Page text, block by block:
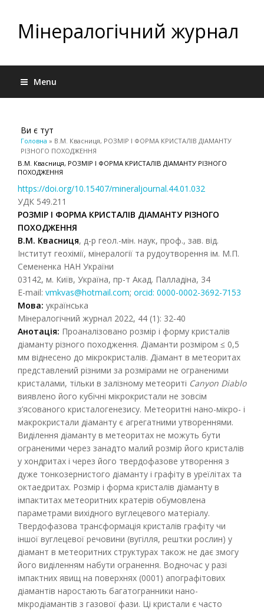
Мінералогічний журнал
Menu
Ви є тут
Головна » В.М. Квасниця, РОЗМІР І ФОРМА КРИСТАЛІВ ДІАМАНТУ
РІЗНОГО ПОХОДЖЕННЯ
В.М. Квасниця, РОЗМІР І ФОРМА КРИСТАЛІВ ДІАМАНТУ РІЗНОГО
ПОХОДЖЕННЯ
https://doi.org/10.15407/mineraljournal.44.01.032
УДК 549.211
РОЗМІР І ФОРМА КРИСТАЛІВ ДІАМАНТУ РІЗНОГО
ПОХОДЖЕННЯ
В.М. Квасниця, д-р геол.-мін. наук, проф., зав. від.
Інститут геохімії, мінералогії та рудоутворення ім. М.П.
Семененка НАН України
03142, м. Київ, Україна, пр-т Акад. Палладіна, 34
E-mail: vmkvas@hotmail.com; orcid: 0000-0002-3692-7153
Мова: українська
Мінералогічний журнал 2022, 44 (1): 32-40
Анотація: Проаналізовано розмір і форму кристалів
діаманту різного походження. Діаманти розміром ≤ 0,5
мм віднесено до мікрокристалів. Діамант в метеоритах
представлений різними за розмірами не ограненими
кристалами, тільки в залізному метеориті Canyon Diablo
виявлено його кубічні мікрокристали не зовсім
з’ясованого кристалогенезису. Метеоритні нано-мікро- і
макрокристали діаманту є агрегатними утвореннями.
Виділення діаманту в метеоритах не можуть бути
ограненими через занадто малий розмір його кристалів
у хондритах і через його твердофазове утворення з
дуже тонкозернистого діаманту і графіту в уреїлітах та
октаедритах. Розмір і форма кристалів діаманту в
імпактитах метеоритних кратерів обумовлена
параметрами вихідного вуглецевого матеріалу.
Твердофазова трансформація кристалів графіту чи
іншої вуглецевої речовини (вугілля, рештки рослин) у
діамант в метеоритних структурах також не дає змогу
його виділенням набути огранення. Водночас у разі
імпактних явищ на поверхнях (0001) апографітових
діамантів наростають багатогранники нано-
мікродіамантів з газової фази. Ці кристали є часто